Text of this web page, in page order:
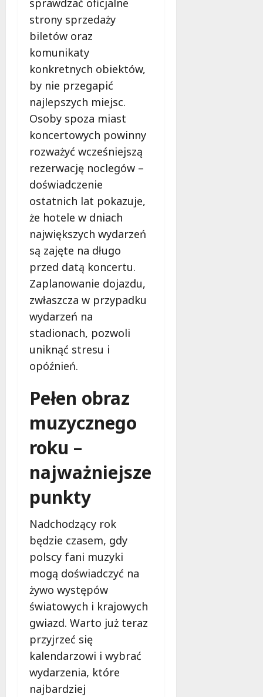
sprawdzać oficjalne
strony sprzedaży
biletów oraz
komunikaty
konkretnych obiektów,
by nie przegapić
najlepszych miejsc.
Osoby spoza miast
koncertowych powinny
rozważyć wcześniejszą
rezerwację noclegów –
doświadczenie
ostatnich lat pokazuje,
że hotele w dniach
największych wydarzeń
są zajęte na długo
przed datą koncertu.
Zaplanowanie dojazdu,
zwłaszcza w przypadku
wydarzeń na
stadionach, pozwoli
uniknąć stresu i
opóźnień.
Pełen obraz
muzycznego
roku –
najważniejsze
punkty
Nadchodzący rok
będzie czasem, gdy
polscy fani muzyki
mogą doświadczyć na
żywo występów
światowych i krajowych
gwiazd. Warto już teraz
przyjrzeć się
kalendarzowi i wybrać
wydarzenia, które
najbardziej